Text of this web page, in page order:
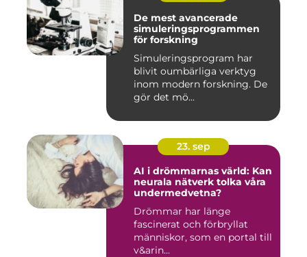
De mest avancerade
simuleringsprogrammen
för forskning
Simuleringsprogram har
blivit oumbärliga verktyg
inom modern forskning. De
gör det mö...
23. sep
AI i drömmarnas värld: Kan
neurala nätverk tolka våra
undermedvetna?
Drömmar har länge
fascinerat och förbryllat
människor, som en portal till
v&arin...